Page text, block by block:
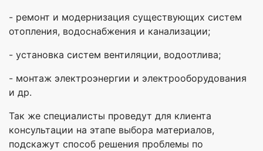
- ремонт и модернизация существующих систем
отопления, водоснабжения и канализации;
- установка систем вентиляции, водоотлива;
- монтаж электроэнергии и электрооборудования
и др.
Так же специалисты проведут для клиента
консультации на этапе выбора материалов,
подскажут способ решения проблемы по